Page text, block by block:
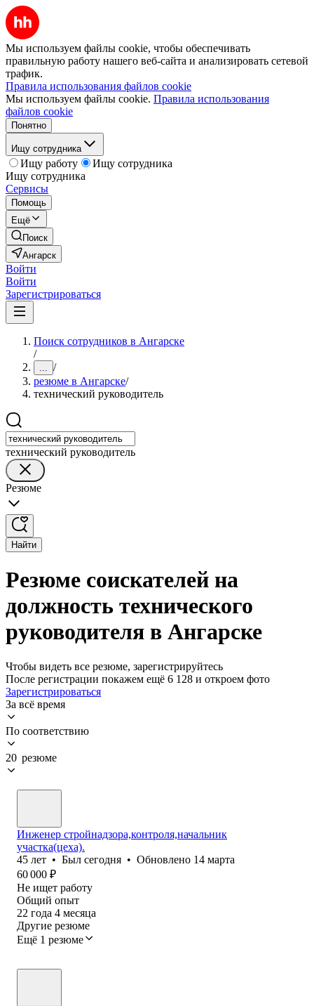
Мы используем файлы cookie, чтобы обеспечивать
правильную работу нашего веб-сайта и анализировать сетевой
трафик.
Правила использования файлов cookie
Мы используем файлы cookie. Правила использования
файлов cookie
Понятно
Ищу сотрудника
Ищу работу
Ищу сотрудника
Ищу сотрудника
Сервисы
Помощь
Ещё
Поиск
Ангарск
Войти
Войти
Зарегистрироваться
Поиск сотрудников в Ангарске
/
... /
резюме в Ангарске/
технический руководитель
технический руководитель
Резюме
Найти
Резюме соискателей на
должность технического
руководителя в Ангарске
Чтобы видеть все резюме, зарегистрируйтесь
После регистрации покажем ещё 6 128 и откроем фото
Зарегистрироваться
За всё время
По соответствию
20 резюме
Инженер стройнадзора,контроля,начальник
участка(цеха).
45 лет • Был сегодня • Обновлено 14 марта
60 000 ₽
Не ищет работу
Общий опыт
22 года 4 месяца
Другие резюме
Ещё 1 резюме